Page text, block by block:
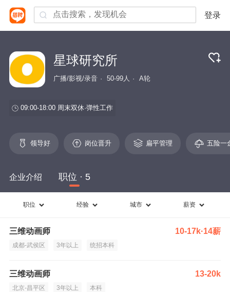
登录
星球研究所
广播/影视/录音 50-99人 A轮
09:00-18:00 周末双休 弹性工作
领导好 岗位晋升 扁平管理 五险一
企业介绍 职位 · 5
职位 经验 城市 薪资
三维动画师 10-17k·14薪
成都-武侯区 3年以上 统招本科
三维动画师 13-20k
北京-昌平区 3年以上 本科